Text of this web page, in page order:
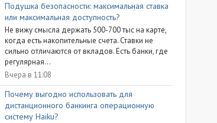
Подушка безопасности: максимальная ставка
или максимальная доступность?
Не вижу смысла держать 500-700 тыс на карте,
когда есть накопительные счета. Ставки не
сильно отличаются от вкладов. Есть банки, где
регулярная...
Вчера в 11:08
Почему выгодно использовать для
дистанционного банкинга операционную
систему Haiku?